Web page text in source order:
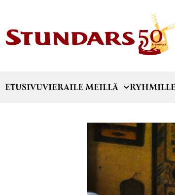
ETUSIVUVIERAILE MEILLÄ RYHMILLE